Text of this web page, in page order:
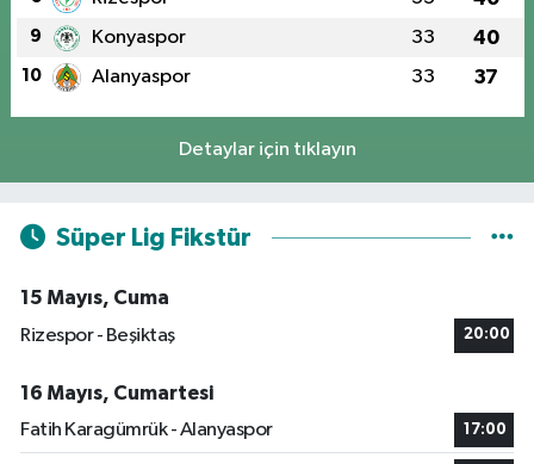
9 Konyaspor 33 40
10 Alanyaspor 33 37
Detaylar için tıklayın
Süper Lig Fikstür
15 Mayıs, Cuma
Rizespor - Beşiktaş
20:00
16 Mayıs, Cumartesi
Fatih Karagümrük - Alanyaspor
17:00